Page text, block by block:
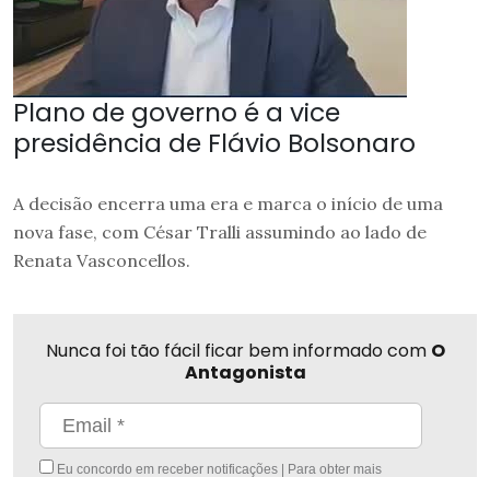
Plano de governo é a vice
presidência de Flávio Bolsonaro
A decisão encerra uma era e marca o início de uma
nova fase, com César Tralli assumindo ao lado de
Renata Vasconcellos.
Nunca foi tão fácil ficar bem informado com O
Antagonista
Eu concordo em receber notificações | Para obter mais